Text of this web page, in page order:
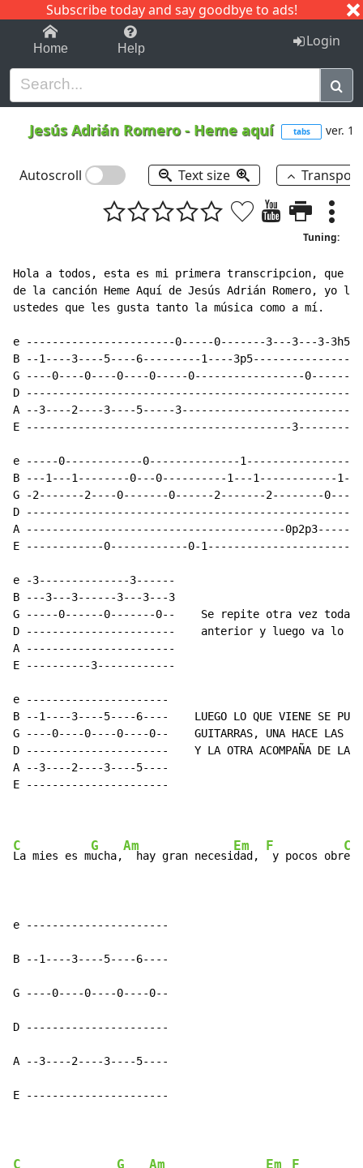
Subscribe today and say goodbye to ads!
1-9 C I J
Home Help Login
Jesús Adrián Romero- Heme aquí tabs ver. 1
Autoscroll Text size
Tuning:
Hola a todos, esta es mi primera transcripcion, que
de la canción Heme Aquí de Jesús Adrián Romero, yo
ustedes que les gusta tanto la música como a mí.
e -----------------------0-----0-------3---3---3-
B --1----3----5----6---------1----
G ----0----0----0----0-----0-----------------
D
A --3----2----3----5-----
E -----------------------------------------
e -----0------------0--------------1----------------
B ---1---1--------0---0----------1---1------------
G -2-------2----0-------0------2-------2--------
D
A ----------------------------------------
E ------------0------------0-
e -3--------------3------
B ---3---3------3---3---3
G -----0------0-------0--    Se repite otra vez toda
D -----------------------    anterior y luego va lo
A -----------------------
E ----------3------------
e ----------------------
B --1----3----5----6----    LUEGO LO QUE VIENE SE PUEDE
G ----0----0----0----0--    GUITARRAS, UNA HACE LAS
D ----------------------    Y LA OTRA ACOMPAÑA DE LA
A --3----2----3----5----
E ----------------------
C
La mies es m
G
ucha,
Am
  hay gran necesi
Em
dad,
F
y pocos obr
C
e ----------------------
B --1----3----5----6----
G ----0----0----0----0--
D ----------------------
A --3----2----3----5----
E ----------------------
C G Am Em F